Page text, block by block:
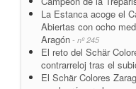
La Estanca acoge el
Abiertas con ocho
Aragón - nº 245
El reto del Schär
contrarreloj tras el
El Schär Colores